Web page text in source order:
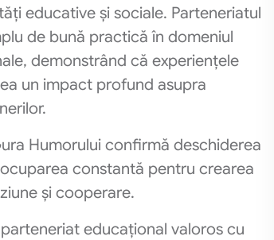
educative și sociale. Parteneriatul
de bună practică în domeniul
demonstrând că experiențele
un impact profund asupra
Humorului confirmă deschiderea
constantă pentru crearea
și cooperare.
educațional valoros cu